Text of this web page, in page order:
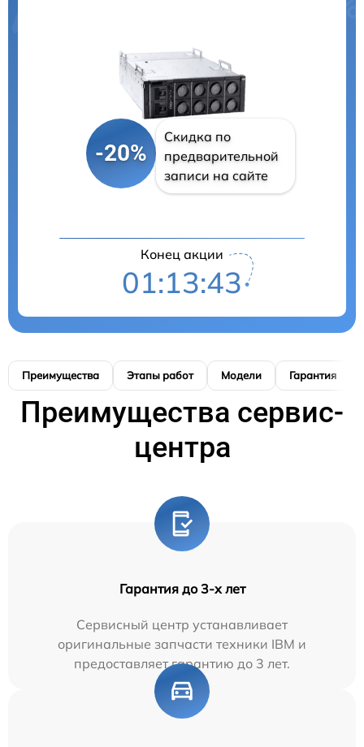
-20%
Скидка по
предварительной
записи на сайте
Конец акции
01:13:42
Преимущества Этапы работ Модели Гарантия
Преимущества сервис-
центра
Гарантия до 3-х лет
Сервисный центр устанавливает
оригинальные запчасти техники IBM и
предоставляет гарантию до 3 лет.